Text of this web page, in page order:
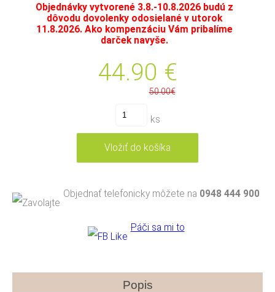
Objednávky vytvorené 3.8.-10.8.2026 budú z
dôvodu dovolenky odosielané v utorok
11.8.2026. Ako kompenzáciu Vám pribalíme
darček navyše.
44.90 €
50.00€
ks
Objednať telefonicky môžete na 0948 444 900
Páči sa mi to
Popis